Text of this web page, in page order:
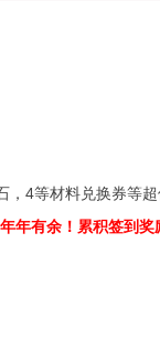
4等材料兑换券等超
年有余！累积签到